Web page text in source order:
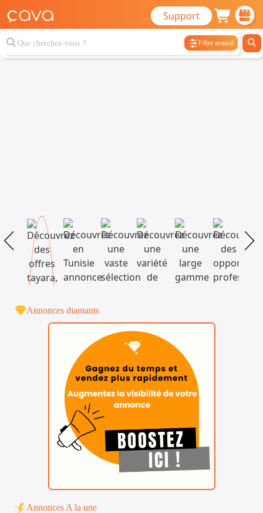
Support
Filtre avancé
Annonces diamants
Annonces A la une